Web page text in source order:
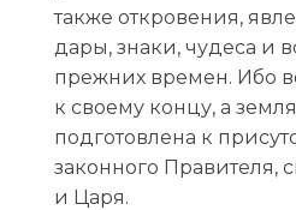
также откровения,
дары, знаки, чудеса и
прежних времен. Ибо
к своему концу, а
подготовлена к
законного Правителя,
и Царя.